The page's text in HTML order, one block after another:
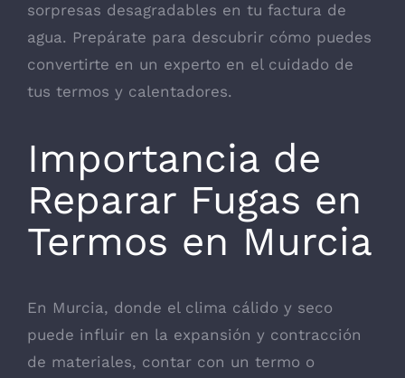
sorpresas desagradables en tu factura de
agua. Prepárate para descubrir cómo puedes
convertirte en un experto en el cuidado de
tus termos y calentadores.
Importancia de
Reparar Fugas en
Termos en Murcia
En Murcia, donde el clima cálido y seco
puede influir en la expansión y contracción
de materiales, contar con un termo o